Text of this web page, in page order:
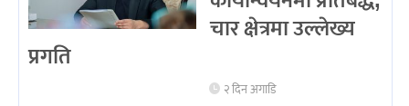
चार क्षेत्रमा उल्लेख्य
प्रगति
२ दिन अगाडि